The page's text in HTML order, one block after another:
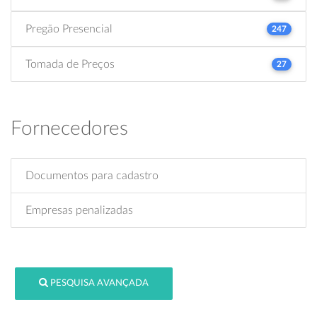
Pregão Presencial 247
Tomada de Preços 27
Fornecedores
Documentos para cadastro
Empresas penalizadas
PESQUISA AVANÇADA